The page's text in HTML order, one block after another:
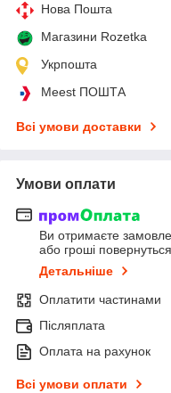
Нова Пошта
Магазини Rozetka
Укрпошта
Meest ПОШТА
Всі умови доставки
Умови оплати
Ви отримаєте
або гроші
Детальніше
Оплатити частинами
Післяплата
Оплата на рахунок
Всі умови оплати